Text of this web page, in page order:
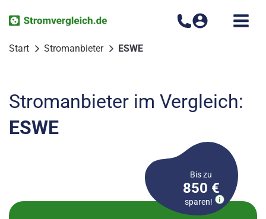
Inhalt
Start
Stromanbieter ESWE
Stromanbieter im Vergleich:
ESWE
Bis zu
850 €
sparen!